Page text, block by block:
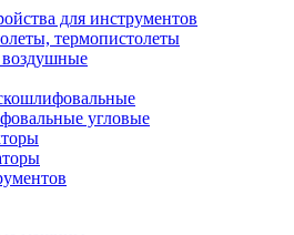
для инструментов
термопистолеты
угловые